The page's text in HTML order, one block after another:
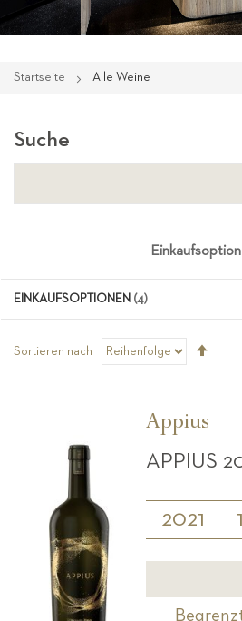
Startseite Alle Weine
Sortieren nach
Appius
APPIUS
2021
Suche
EINKAUFSOPTIONEN